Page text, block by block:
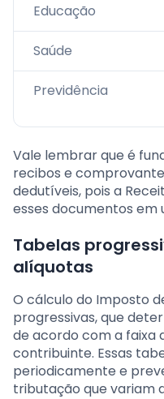
Educação
Saúde
Previdência
Vale lembrar que é
recibos e
dedutíveis, pois a
esses documentos em
Tabelas
alíquotas
O cálculo do Imposto
progressivas, que
de acordo com a faixa
contribuinte. Essas
periodicamente e
tributação que variam